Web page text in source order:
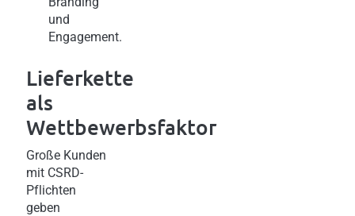
und
Engagement.
Lieferkette
als
Wettbewerbsfaktor
Große Kunden
mit CSRD-
Pflichten
geben